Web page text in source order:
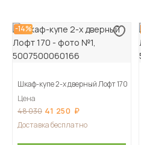
-14%
Шкаф-купе 2-х дверный Лофт 170
Цена
48 030 41 250
Доставка бесплатно